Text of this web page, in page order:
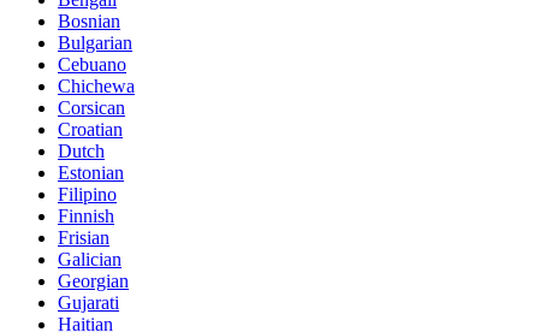
Bosnian
Bulgarian
Cebuano
Chichewa
Corsican
Croatian
Dutch
Estonian
Filipino
Finnish
Frisian
Galician
Georgian
Gujarati
Haitian